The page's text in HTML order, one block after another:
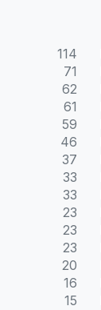
114
71
62
61
59
46
37
33
33
23
23
23
20
16
15